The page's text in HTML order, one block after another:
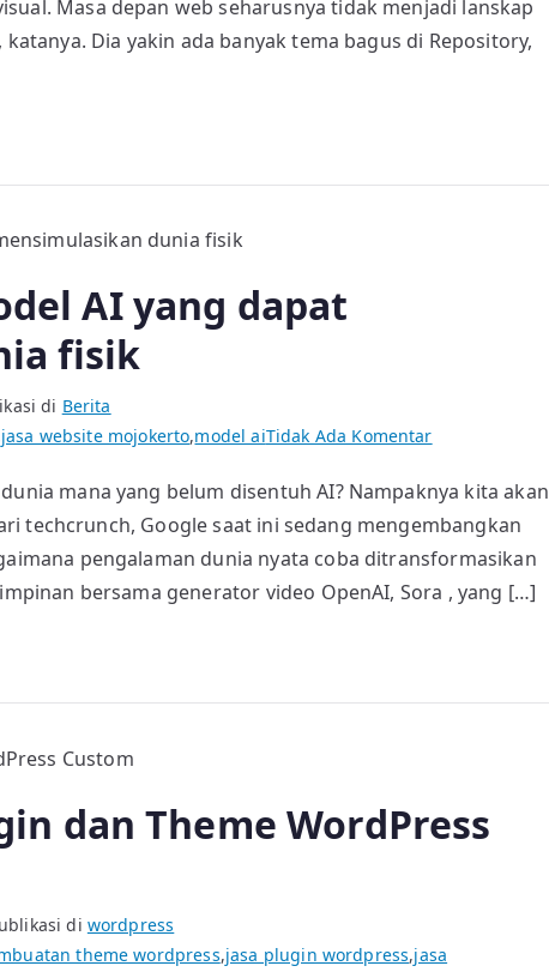
WordPress
Masa depan web seharusnya tidak menjadi lanskap
Dia yakin ada banyak tema bagus di Repository,
AI yang dapat
fisik
di Berita
jasa website mojokerto,model aiTidak Ada Komentarpada
membuat
model
AI
yang
fisik
mana yang belum disentuh AI? Nampaknya kita akan
techcrunch, Google saat ini sedang mengembangkan
pengalaman dunia nyata coba ditransformasikan
bersama generator video OpenAI, Sora , yang […]
dan Theme WordPress
di wordpress
theme wordpress,jasa plugin wordpress,jasa